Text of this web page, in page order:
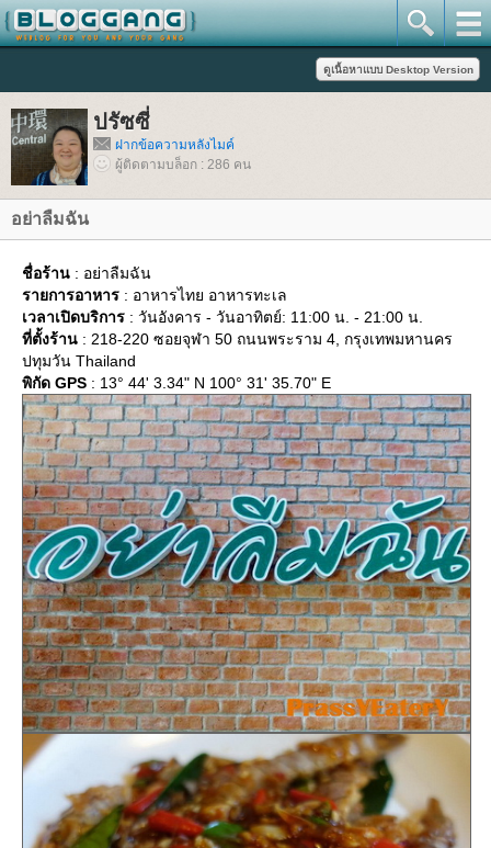
ปรัซซี่
ฝากข้อความหลังไมค์
ผู้ติดตามบล็อก : 286 คน
อย่าลืมฉัน
ชื่อร้าน : อย่าลืมฉัน
รายการอาหาร : อาหารไทย อาหารทะเล
เวลาเปิดบริการ : วันอังคาร - วันอาทิตย์: 11:00 น. - 21:00 น.
ที่ตั้งร้าน : 218-220 ซอยจุฬา 50 ถนนพระราม 4, กรุงเทพมหานคร
ปทุมวัน Thailand
พิกัด GPS : 13° 44' 3.34" N 100° 31' 35.70" E